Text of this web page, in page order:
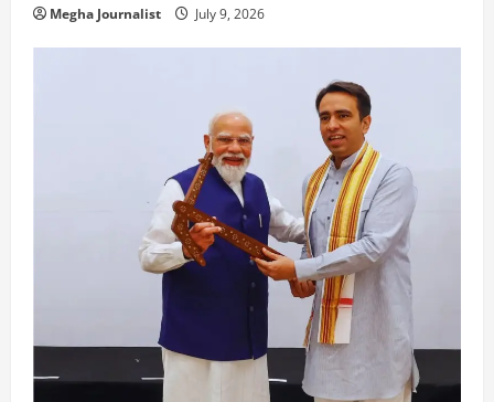
Megha Journalist July 9, 2026